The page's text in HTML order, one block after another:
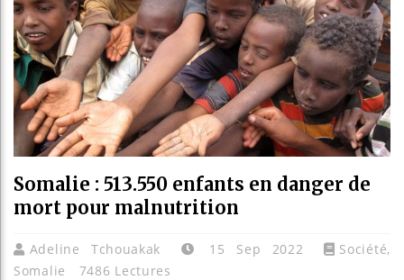
Tunisie :
Ceuta :
Somalie : 513.550 enfants en danger de
mort pour malnutrition
Adeline Tchouakak 15 Sep 2022 Société,
Somalie
7486 Lectures